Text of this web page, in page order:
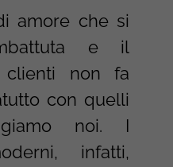
amore che si
e il
non fa
con quelli
noi. I
infatti,